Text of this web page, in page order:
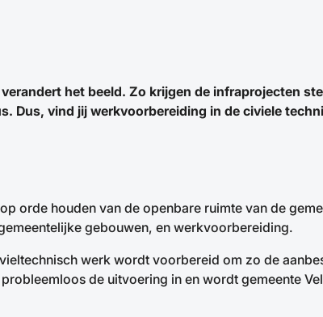
het beeld. Zo krijgen de infraprojecten
Dus, vind jij werkvoorbereiding in de civiele
orde houden van de openbare ruimte van de
gebouwen, en werkvoorbereiding.
werk wordt voorbereid om zo de
de uitvoering in en wordt gemeente